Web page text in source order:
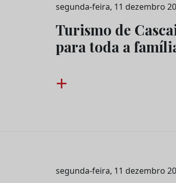
segunda-feira, 11 dezembro
Turismo de
para toda a
+
segunda-feira, 11 dezembro